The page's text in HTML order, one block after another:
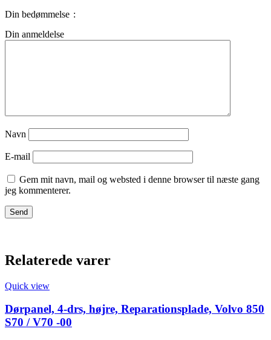
Din bedømmelse
Din anmeldelse
Navn
E-mail
Gem mit navn, mail og websted i denne browser til næste gang
jeg kommenterer.
Relaterede varer
Quick view
Dørpanel, 4-drs, højre, Reparationsplade, Volvo 850
S70 / V70 -00